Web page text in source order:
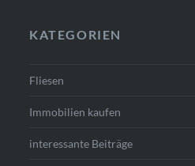
KATEGORIEN
Fliesen
Immobilien kaufen
interessante Beiträge